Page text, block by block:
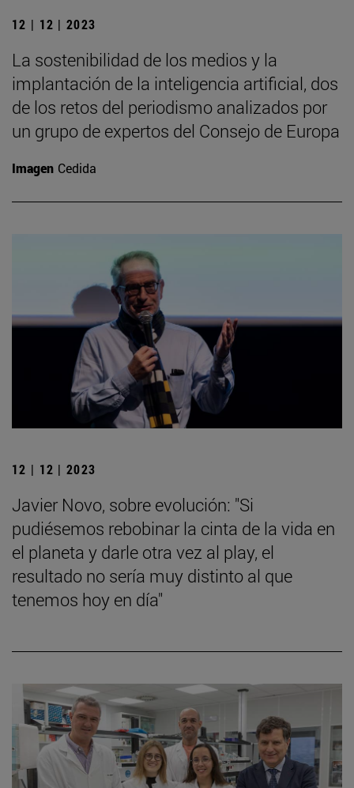
12 | 12 | 2023
La sostenibilidad de los medios y la
implantación de la inteligencia artificial, dos
de los retos del periodismo analizados por
un grupo de expertos del Consejo de Europa
Imagen Cedida
12 | 12 | 2023
Javier Novo, sobre evolución: "Si
pudiésemos rebobinar la cinta de la vida en
el planeta y darle otra vez al play, el
resultado no sería muy distinto al que
tenemos hoy en día"